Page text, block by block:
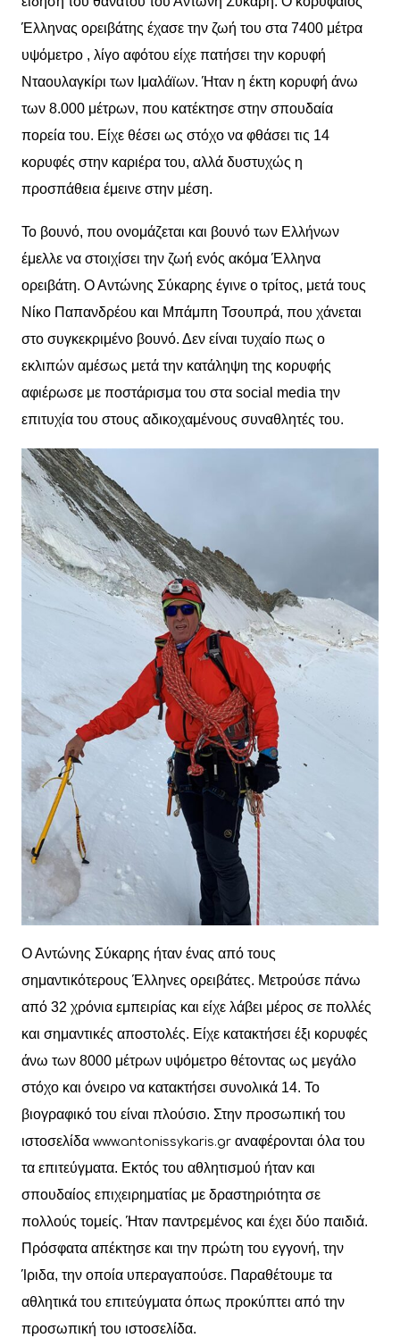
Έλληνας ορειβάτης έχασε την ζωή του στα 7400 μέτρα
υψόμετρο , λίγο αφότου είχε πατήσει την κορυφή
Νταουλαγκίρι των Ιμαλάϊων. Ήταν η έκτη κορυφή άνω
των 8.000 μέτρων, που κατέκτησε στην σπουδαία
πορεία του. Είχε θέσει ως στόχο να φθάσει τις 14
κορυφές στην καριέρα του, αλλά δυστυχώς η
προσπάθεια έμεινε στην μέση.
Το βουνό, που ονομάζεται και βουνό των Ελλήνων
έμελλε να στοιχίσει την ζωή ενός ακόμα Έλληνα
ορειβάτη. Ο Αντώνης Σύκαρης έγινε ο τρίτος, μετά τους
Νίκο Παπανδρέου και Μπάμπη Τσουπρά, που χάνεται
στο συγκεκριμένο βουνό. Δεν είναι τυχαίο πως ο
εκλιπών αμέσως μετά την κατάληψη της κορυφής
αφιέρωσε με ποστάρισμα του στα social media την
επιτυχία του στους αδικοχαμένους συναθλητές του.
Ο Αντώνης Σύκαρης ήταν ένας από τους
σημαντικότερους Έλληνες ορειβάτες. Μετρούσε πάνω
από 32 χρόνια εμπειρίας και είχε λάβει μέρος σε πολλές
και σημαντικές αποστολές. Είχε κατακτήσει έξι κορυφές
άνω των 8000 μέτρων υψόμετρο θέτοντας ως μεγάλο
στόχο και όνειρο να κατακτήσει συνολικά 14. Το
βιογραφικό του είναι πλούσιο. Στην προσωπική του
ιστοσελίδα www.antonissykaris.gr αναφέρονται όλα του
τα επιτεύγματα. Εκτός του αθλητισμού ήταν και
σπουδαίος επιχειρηματίας με δραστηριότητα σε
πολλούς τομείς. Ήταν παντρεμένος και έχει δύο παιδιά.
Πρόσφατα απέκτησε και την πρώτη του εγγονή, την
Ίριδα, την οποία υπεραγαπούσε. Παραθέτουμε τα
αθλητικά του επιτεύγματα όπως προκύπτει από την
προσωπική του ιστοσελίδα.